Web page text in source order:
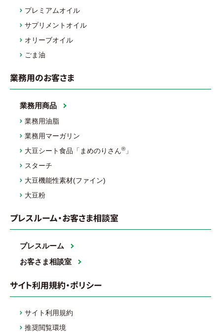
プレミアムオイル
サプリメントオイル
オリーブオイル
ごま油
業務用のお客さま
業務用商品
業務用油脂
業務用マーガリン
大豆シート食品「まめのりさん® 」
スターチ
大豆機能性素材(ファイン)
大豆粉
プレスルーム・お客さま相談室
プレスルーム
お客さま相談室
サイト利用規約・ポリシー
サイト利用規約
推奨閲覧環境